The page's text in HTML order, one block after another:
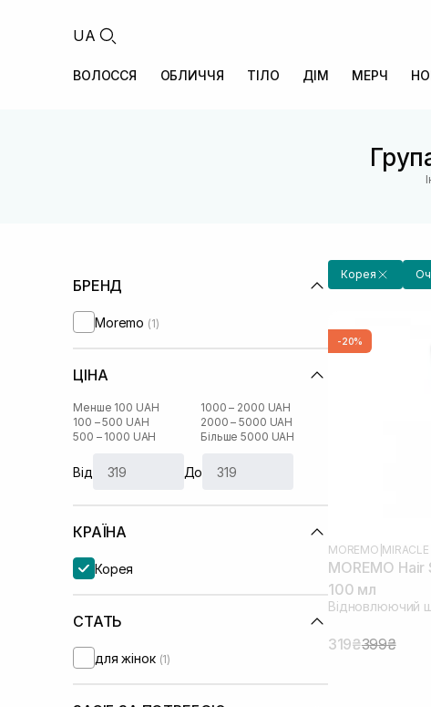
UA
ВОЛОССЯ ОБЛИЧЧЯ ТІЛО ДІМ МЕРЧ
БРЕНД
Moremo (1)
ЦІНА
Менше 100 UAH
100 – 500 UAH
500 – 1000 UAH
1000 – 2000 UAH
2000 – 5000 UAH
Більше 5000 UAH
Від До
КРАЇНА
Корея
СТАТЬ
для жінок (1)
Корея
-20%
MOREMO MIRACLE
MOREMO
100 мл
Відновлюючий
319₴399₴